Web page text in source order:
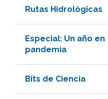
Rutas Hidrológicas
Especial: Un año en
pandemia
Bits de Ciencia